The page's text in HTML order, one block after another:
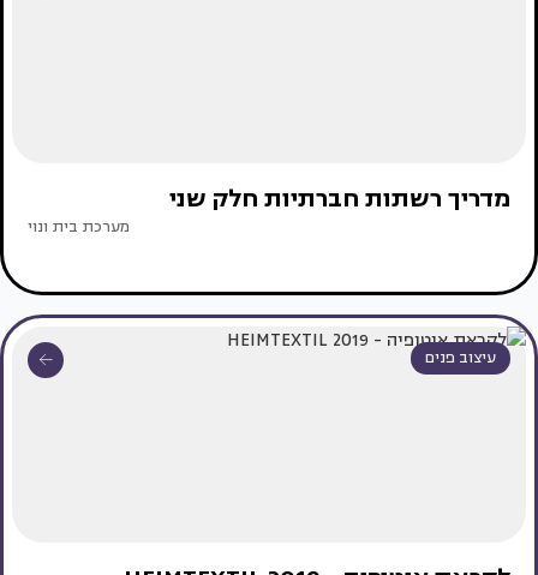
מדריך רשתות חברתיות חלק שני
מערכת בית ונוי
עיצוב פנים